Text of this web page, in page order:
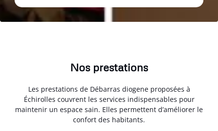
Nos prestations
Les prestations de Débarras diogene proposées à
Échirolles couvrent les services indispensables pour
maintenir un espace sain. Elles permettent d’améliorer le
confort des habitants.